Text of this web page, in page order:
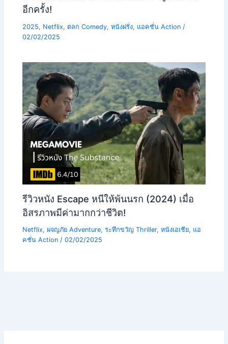
อีกครั้ง!
2025, Netflix, ตลก Comedy,หนังฝรั่ง, แอคชั่น Action /
02/02/2025
รีวิวหนัง Escape หนีให้พ้นนรก (2024) เมื่อ
อิสรภาพมีค่ามากกว่าชีวิต!
Netflix,ผจญภัย Adventure,ระทึกขวัญ Thriller,หนังเอเชีย, แอ
คชั่น Action /02/02/2025